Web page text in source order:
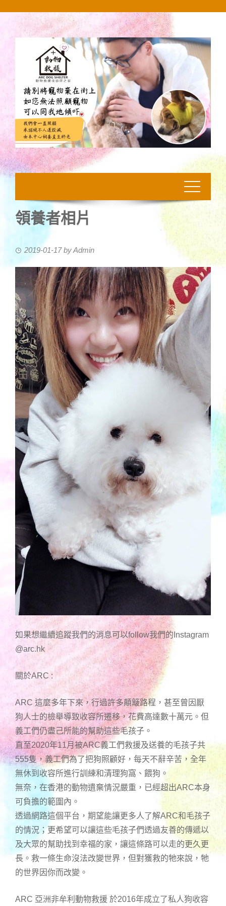
領養者相片
2019-01-17byAdmin
如果想繼續追蹤我們的消息可以follow我們的Instagram
@arc.hk
關於ARC :
ARC 這麼多年下來，行過許多顛簸路程，甚至曾因厭
狗人士的檢舉導致收容所遷移，花費高達數十萬元。但
義工們仍盡己所能的幫助這些毛孩子。
直至2020年11月被ARC義工們救援及送養的毛孩子共
555隻，義工們為了把狗照顧好，每天不辭辛苦，全年
無休到收容所進行訓練和清理狗窩、餵狗。
無奈，在香港的動物遺棄情況嚴重，已經超出ARC本身
可負擔的範圍內。
透過網路這個平台，期望能讓更多人了解ARC和毛孩子
的情況；更希望可以讓這些毛孩子們透過友善的傳遞以
及大眾的幫助找到幸福的家，讓這條路可以走的更久更
長。救一條生命沒法改變世界，但對獲救的牠來說，牠
的世界因你而改變。
ARC 亞洲非牟利動物救援 於2016年成立了私人狗收容